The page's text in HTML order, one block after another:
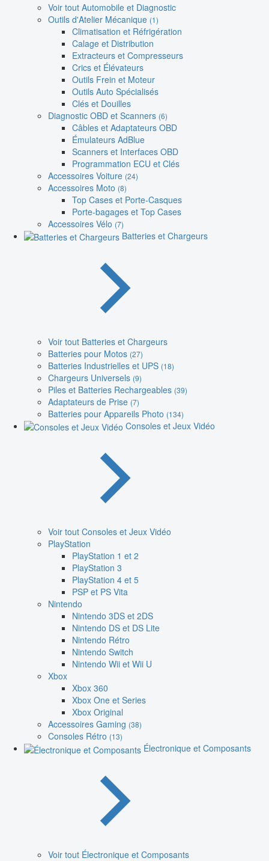
Voir tout Automobile et Diagnostic
Outils d'Atelier Mécanique (1)
Climatisation et Réfrigération
Calage et Distribution
Extracteurs et Compresseurs
Crics et Élévateurs
Outils Frein et Moteur
Outils Auto Spécialisés
Clés et Douilles
Diagnostic OBD et Scanners (6)
Câbles et Adaptateurs OBD
Émulateurs AdBlue
Scanners et Interfaces OBD
Programmation ECU et Clés
Accessoires Voiture (24)
Accessoires Moto (8)
Top Cases et Porte-Casques
Porte-bagages et Top Cases
Accessoires Vélo (7)
Batteries et Chargeurs
Voir tout Batteries et Chargeurs
Batteries pour Motos (27)
Batteries Industrielles et UPS (18)
Chargeurs Universels (9)
Piles et Batteries Rechargeables (39)
Adaptateurs de Prise (7)
Batteries pour Appareils Photo (134)
Consoles et Jeux Vidéo
Voir tout Consoles et Jeux Vidéo
PlayStation
PlayStation 1 et 2
PlayStation 3
PlayStation 4 et 5
PSP et PS Vita
Nintendo
Nintendo 3DS et 2DS
Nintendo DS et DS Lite
Nintendo Rétro
Nintendo Switch
Nintendo Wii et Wii U
Xbox
Xbox 360
Xbox One et Series
Xbox Original
Accessoires Gaming (38)
Consoles Rétro (13)
Électronique et Composants
Voir tout Électronique et Composants